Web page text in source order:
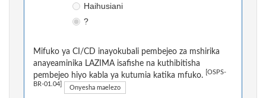
Haihusiani
?
Mifuko ya CI/CD inayokubali pembejeo za mshirika
anayeaminika LAZIMA isafishe na kuthibitisha
pembejeo hiyo kabla ya kutumia katika mfuko.
[OSPS-
BR-01.04] Onyesha maelezo